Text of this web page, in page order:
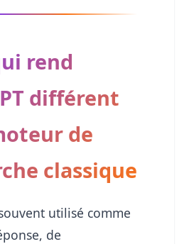
rend
différent
de
classique
utilisé comme
de